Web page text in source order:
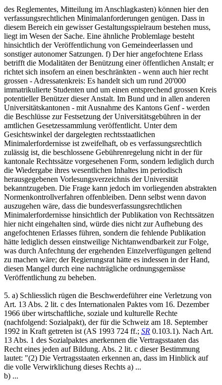
des Reglementes, Mitteilung im Anschlagkasten) können hier den
verfassungsrechtlichen Minimalanforderungen genügen. Dass in
diesem Bereich ein gewisser Gestaltungsspielraum bestehen muss,
liegt im Wesen der Sache. Eine ähnliche Problemlage besteht
hinsichtlich der Veröffentlichung von Gemeindeerlassen und
sonstiger autonomer Satzungen. f) Der hier angefochtene Erlass
betrifft die Modalitäten der Benützung einer öffentlichen Anstalt; er
richtet sich insofern an einen beschränkten - wenn auch hier recht
grossen - Adressatenkreis: Es handelt sich um rund 20'000
immatrikulierte Studenten und um einen entsprechend grossen Kreis
potentieller Benützer dieser Anstalt. Im Bund und in allen anderen
Universitätskantonen - mit Ausnahme des Kantons Genf - werden
die Beschlüsse zur Festsetzung der Universitätsgebühren in der
amtlichen Gesetzessammlung veröffentlicht. Unter dem
Gesichtswinkel der dargelegten rechtsstaatlichen
Minimalerfordernisse ist zweifelhaft, ob es verfassungsrechtlich
zulässig ist, die beschlossene Gebührenregelung nicht in der für
kantonale Rechtssätze vorgesehenen Form, sondern lediglich durch
die Wiedergabe ihres wesentlichen Inhaltes im periodisch
herausgegebenen Vorlesungsverzeichnis der Universität
bekanntzugeben. Die Frage kann jedoch im vorliegenden abstrakten
Normenkontrollverfahren offenbleiben. Denn selbst wenn davon
auszugehen wäre, dass die bundesverfassungsrechtlichen
Minimalerfordernisse hinsichtlich der Publikation von Rechtssätzen
hier nicht eingehalten sind, würde dies nicht zur Aufhebung des
angefochtenen Erlasses führen, sondern die fehlende Publikation
hätte lediglich dessen einstweilige Nichtanwendbarkeit zur Folge,
was durch Anfechtung der ergehenden Einzelverfügungen geltend
zu machen wäre; der Regierungsrat hätte es indessen in der Hand,
diesen Mangel durch eine nachträgliche ordnungsgemässe
Veröffentlichung zu beheben.
5. a) Schliesslich rügen die Beschwerdeführer eine Verletzung von
Art. 13 Abs. 2 lit. c des Internationalen Paktes vom 16. Dezember
1966 über wirtschaftliche, soziale und kulturelle Rechte
(nachfolgend: Sozialpakt), der für die Schweiz am 18. September
1992 in Kraft getreten ist (AS 1993 724 ff.; SR 0.103.1). Nach Art.
13 Abs. 1 des Sozialpaktes anerkennen die Vertragsstaaten das
Recht eines jeden auf Bildung. Abs. 2 lit. c dieser Bestimmung
lautet: "(2) Die Vertragsstaaten erkennen an, dass im Hinblick auf
die volle Verwirklichung dieses Rechts a) ...
b) ...